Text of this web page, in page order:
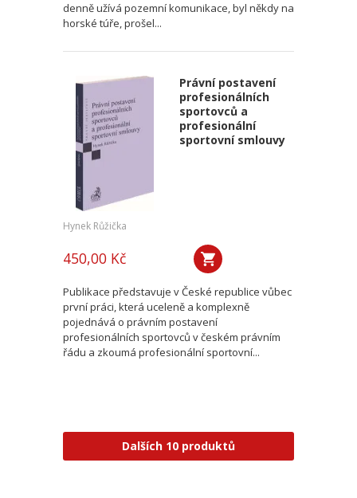
denně užívá pozemní komunikace, byl někdy na
horské túře, prošel...
Právní postavení
profesionálních
sportovců a
profesionální
sportovní smlouvy
Hynek Růžička
450,00 Kč
Publikace představuje v České republice vůbec
první práci, která uceleně a komplexně
pojednává o právním postavení
profesionálních sportovců v českém právním
řádu a zkoumá profesionální sportovní...
Dalších 10 produktů